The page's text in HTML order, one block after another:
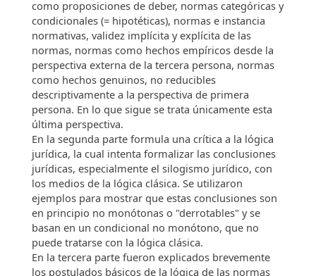
como proposiciones de deber, normas categóricas y
condicionales (= hipotéticas), normas e instancia
normativas, validez implícita y explícita de las
normas, normas como hechos empíricos desde la
perspectiva externa de la tercera persona, normas
como hechos genuinos, no reducibles
descriptivamente a la perspectiva de primera
persona. En lo que sigue se trata únicamente esta
última perspectiva.
En la segunda parte formula una crítica a la lógica
jurídica, la cual intenta formalizar las conclusiones
jurídicas, especialmente el silogismo jurídico, con
los medios de la lógica clásica. Se utilizaron
ejemplos para mostrar que estas conclusiones son
en principio no monótonas o "derrotables" y se
basan en un condicional no monótono, que no
puede tratarse con la lógica clásica.
En la tercera parte fueron explicados brevemente
los postulados básicos de la lógica de las normas